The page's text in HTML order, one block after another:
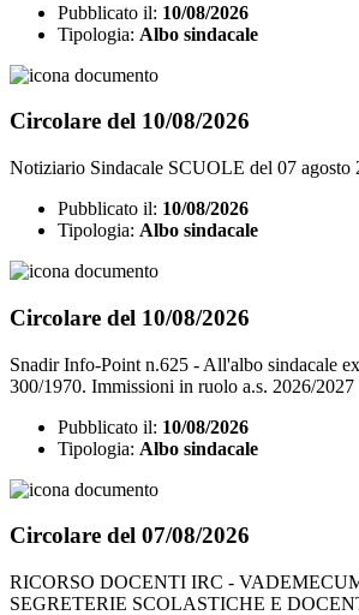
Pubblicato il: 10/08/2026
Tipologia: Albo sindacale
Circolare del 10/08/2026
Notiziario Sindacale SCUOLE del 07 agosto
Pubblicato il: 10/08/2026
Tipologia: Albo sindacale
Circolare del 10/08/2026
Snadir Info-Point n.625 - All'albo sindacale
300/1970. Immissioni in ruolo a.s. 2026/2027
Pubblicato il: 10/08/2026
Tipologia: Albo sindacale
Circolare del 07/08/2026
RICORSO DOCENTI IRC -
SEGRETERIE SCOLASTICHE E